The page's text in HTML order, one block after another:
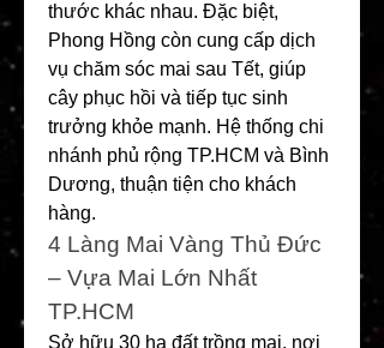
thước khác nhau. Đặc biệt,
Phong Hồng còn cung cấp dịch
vụ chăm sóc mai sau Tết, giúp
cây phục hồi và tiếp tục sinh
trưởng khỏe mạnh. Hệ thống chi
nhánh phủ rộng TP.HCM và Bình
Dương, thuận tiện cho khách
hàng.
4️ Làng Mai Vàng Thủ Đức
– Vựa Mai Lớn Nhất
TP.HCM
Sở hữu 30 ha đất trồng mai, nơi